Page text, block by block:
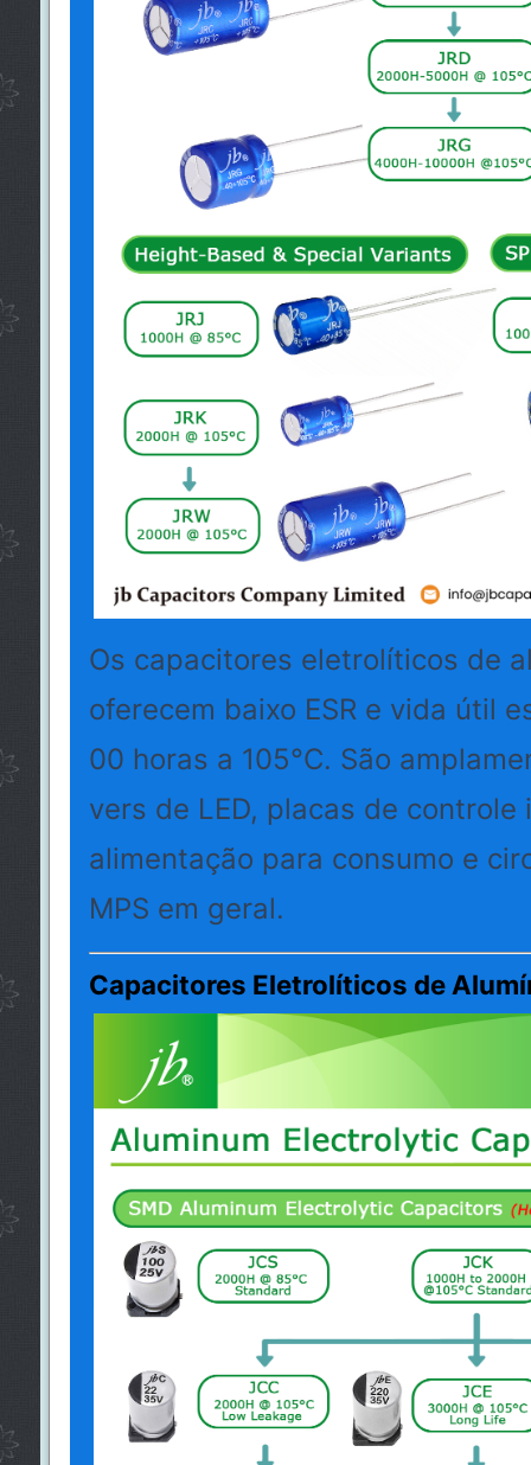
Os capacitores eletrolíticos de
oferecem baixo ESR e vida útil
00 horas a 105°C. São
vers de LED, placas de
alimentação para consumo e
MPS em geral.
Capacitores Eletrolíticos de